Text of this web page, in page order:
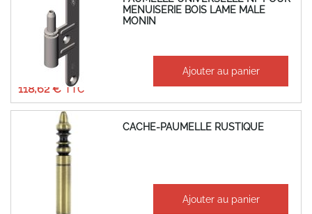
MENUISERIE BOIS LAME MALE
MONIN
À partir de
118,62 €
Ajouter au panier
CACHE-PAUMELLE RUSTIQUE
Ajouter au panier